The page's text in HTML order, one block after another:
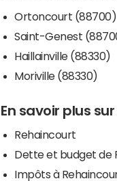
Ortoncourt (88700)
Saint-Genest
Haillainville (88330)
Moriville (88330)
En savoir plus
Rehaincourt
Dette et budget de
Impôts à